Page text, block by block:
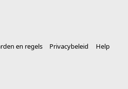
en regels Privacybeleid
Help